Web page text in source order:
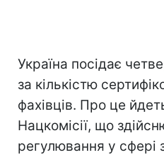
Україна посідає
за кількістю
фахівців. Про це
Нацкомісії, що
регулювання у сфері